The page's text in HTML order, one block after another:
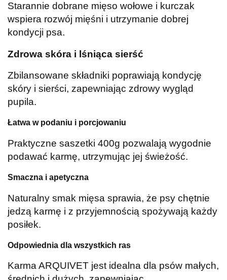
Starannie dobrane mięso wołowe i kurczak
wspiera rozwój mięśni i utrzymanie dobrej
kondycji psa.
Zdrowa skóra i lśniąca sierść
Zbilansowane składniki poprawiają kondycję
skóry i sierści, zapewniając zdrowy wygląd
pupila.
Łatwa w podaniu i porcjowaniu
Praktyczne saszetki 400g pozwalają wygodnie
podawać karmę, utrzymując jej świeżość.
Smaczna i apetyczna
Naturalny smak mięsa sprawia, że psy chętnie
jedzą karmę i z przyjemnością spożywają każdy
posiłek.
Odpowiednia dla wszystkich ras
Karma ARQUIVET jest idealna dla psów małych,